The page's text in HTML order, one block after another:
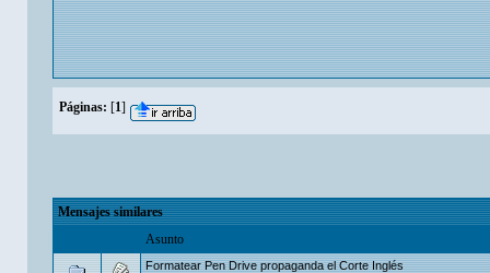
Páginas: [1]
Mensajes similares
Asunto
Formatear Pen Drive propaganda el Corte Inglés